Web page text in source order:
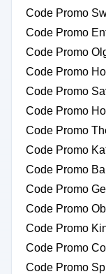
Code Promo
Code Promo
Code Promo
Code Promo
Code Promo
Code Promo
Code Promo
Code Promo
Code Promo
Code Promo
Code Promo
Code Promo
Code Promo
Code Promo